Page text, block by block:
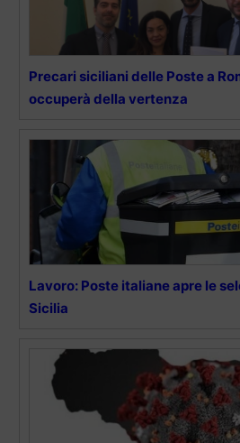
Precari siciliani delle Poste a
occuperà della vertenza
Lavoro: Poste italiane apre le
Sicilia